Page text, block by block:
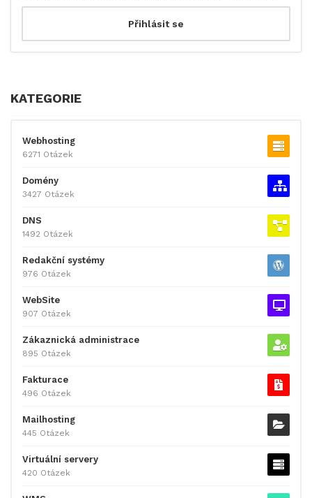
KATEGORIE
Webhosting
6271 Otázek
Domény
3427 Otázek
DNS
1492 Otázek
Redakční systémy
976 Otázek
WebSite
907 Otázek
Zákaznická administrace
895 Otázek
Fakturace
496 Otázek
Mailhosting
445 Otázek
Virtuální servery
420 Otázek